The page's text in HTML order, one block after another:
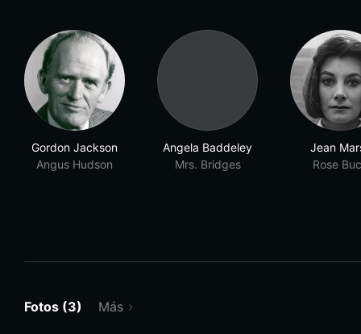
Gordon Jackson
Angus Hudson
Angela Baddeley
Mrs. Bridges
Jean
Rose
Fotos (3) Más